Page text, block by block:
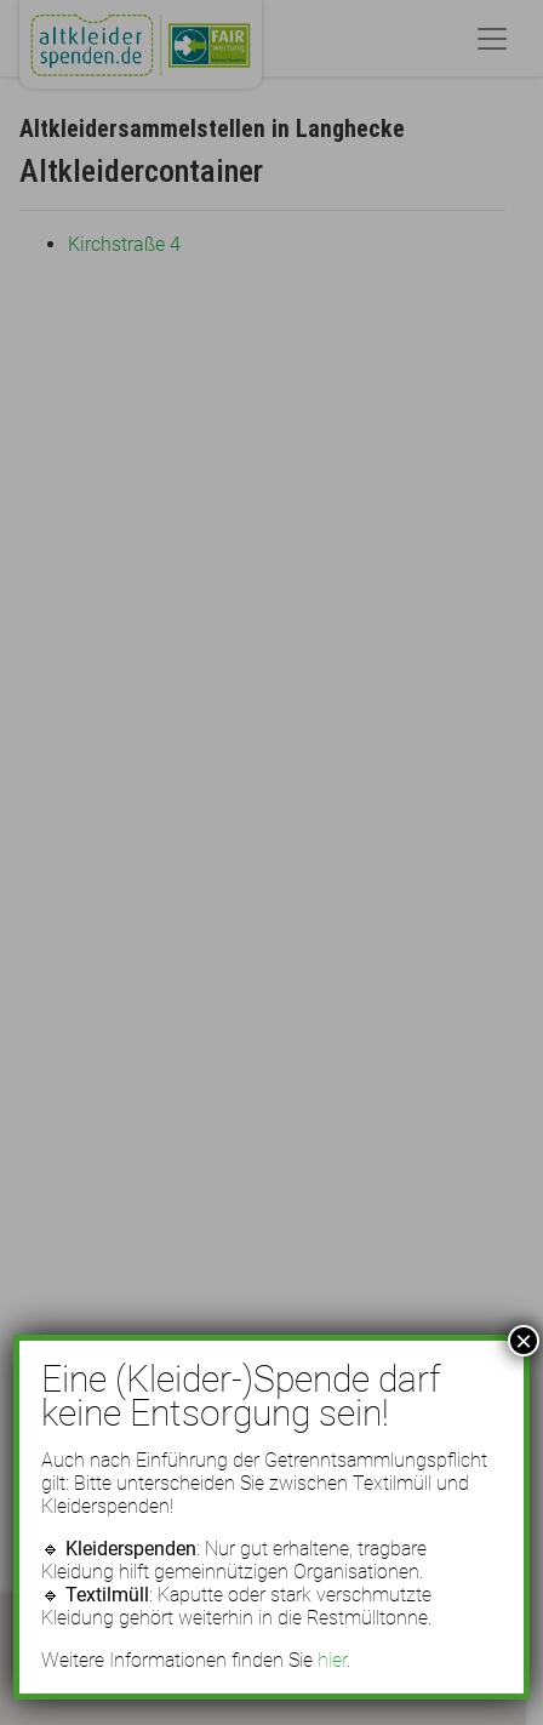
Altkleidersammelstellen in Langhecke
Altkleidercontainer
Kirchstraße 4
Eine (Kleider-)Spende darf
keine Entsorgung sein!
Auch nach Einführung der Getrenntsammlungspflicht
gilt: Bitte unterscheiden Sie zwischen Textilmüll und
Kleiderspenden!
🔹 Kleiderspenden: Nur gut erhaltene, tragbare
Kleidung hilft gemeinnützigen Organisationen.
🔹Textilmüll: Kaputte oder stark verschmutzte
Kleidung gehört weiterhin in die Restmülltonne.
Weitere Informationen finden Sie hier.
×